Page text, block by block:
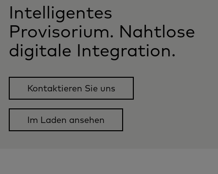
Intelligentes
Provisorium. Nahtlose
digitale Integration.
Kontaktieren Sie uns
Im Laden ansehen